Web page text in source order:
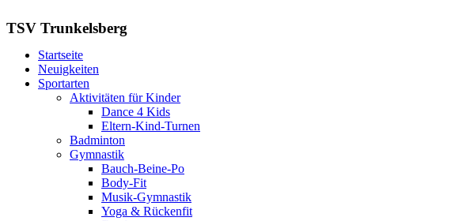
TSV Trunkelsberg
Startseite
Neuigkeiten
Sportarten
Aktivitäten für Kinder
Dance 4 Kids
Eltern-Kind-Turnen
Badminton
Gymnastik
Bauch-Beine-Po
Body-Fit
Musik-Gymnastik
Yoga & Rückenfit